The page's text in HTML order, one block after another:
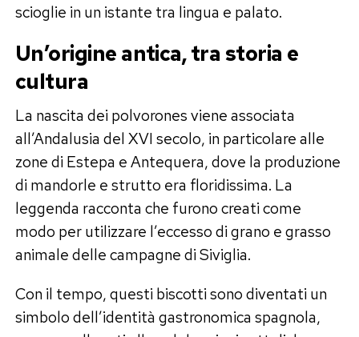
scioglie in un istante tra lingua e palato.
Un’origine antica, tra storia e
cultura
La nascita dei polvorones viene associata
all’Andalusia del XVI secolo, in particolare alle
zone di Estepa e Antequera, dove la produzione
di mandorle e strutto era floridissima. La
leggenda racconta che furono creati come
modo per utilizzare l’eccesso di grano e grasso
animale delle campagne di Siviglia.
Con il tempo, questi biscotti sono diventati un
simbolo dell’identità gastronomica spagnola,